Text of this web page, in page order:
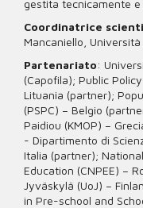
gestita tecnicamente
Coordinatrice
Mancaniello, Università
Partenariato:
(Capofila); Public
Lituania (partner);
(PSPC) – Belgio
Paidiou (KMOP) –
- Dipartimento di
Italia (partner);
Education (CNPEE) –
Jyväskylä (UoJ) –
in Pre-school and